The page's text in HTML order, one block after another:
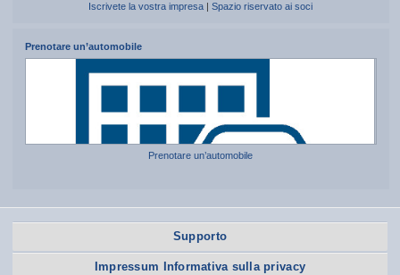
Iscrivete la vostra impresa |Spazio riservato ai soci
Prenotare un’automobile
Prenotare un’automobile
Supporto
Impressum Informativa sulla privacy